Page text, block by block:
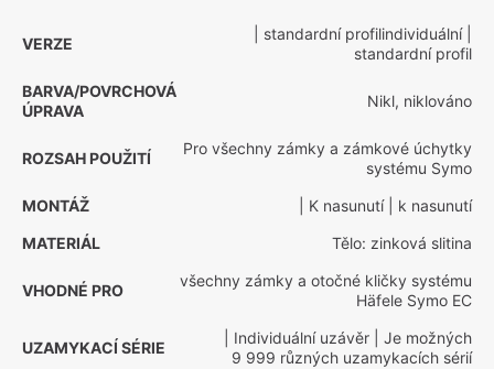
VERZE
| standardní profilindividuální|
standardní profil
BARVA/POVRCHOVÁ
ÚPRAVA
Nikl, niklováno
ROZSAH POUŽITÍ
Pro všechny zámky a zámkové úchytky
systému Symo
MONTÁŽ
| K nasunutí| k nasunutí
MATERIÁL
Tělo: zinková slitina
VHODNÉ PRO
všechny zámky a otočné kličky systému
Häfele Symo EC
UZAMYKACÍ SÉRIE
| Individuální uzávěr | Je možných
9 999 různých uzamykacích sérií